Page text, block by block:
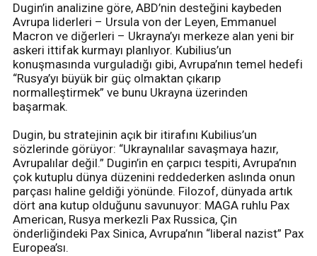
Dugin’in analizine göre, ABD’nin desteğini kaybeden
Avrupa liderleri – Ursula von der Leyen, Emmanuel
Macron ve diğerleri – Ukrayna’yı merkeze alan yeni bir
askeri ittifak kurmayı planlıyor. Kubilius’un
konuşmasında vurguladığı gibi, Avrupa’nın temel hedefi
“Rusya’yı büyük bir güç olmaktan çıkarıp
normalleştirmek” ve bunu Ukrayna üzerinden
başarmak.
Dugin, bu stratejinin açık bir itirafını Kubilius’un
sözlerinde görüyor: “Ukraynalılar savaşmaya hazır,
Avrupalılar değil.” Dugin’in en çarpıcı tespiti, Avrupa’nın
çok kutuplu dünya düzenini reddederken aslında onun
parçası haline geldiği yönünde. Filozof, dünyada artık
dört ana kutup olduğunu savunuyor: MAGA ruhlu Pax
American, Rusya merkezli Pax Russica, Çin
önderliğindeki Pax Sinica, Avrupa’nın “liberal nazist” Pax
Europea’sı.